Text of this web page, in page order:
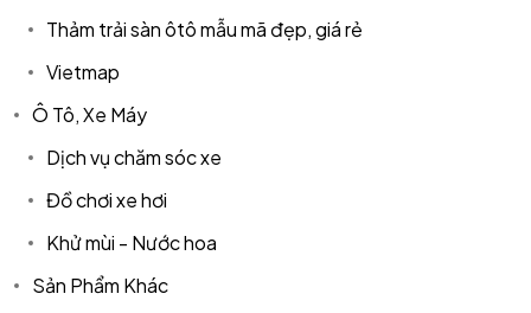
Thảm trải sàn ôtô mẫu mã đẹp, giá rẻ
Vietmap
Ô Tô, Xe Máy
Dịch vụ chăm sóc xe
Đồ chơi xe hơi
Khử mùi - Nước hoa
Sản Phẩm Khác